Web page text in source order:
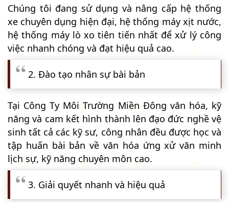
Chúng tôi đang sử dụng và nâng cấp hệ thống
xe chuyên dụng hiện đại, hệ thống máy xịt nước,
hệ thống máy lò xo tiên tiến nhất để xử lý công
việc nhanh chóng và đạt hiệu quả cao.
2. Đào tạo nhân sự bài bản
Tại Công Ty Môi Trường Miền Đông văn hóa, kỹ
năng và cam kết hình thành lên đạo đức nghề vệ
sinh tất cả các kỹ sư, công nhân đều được học và
tập huấn bài bản về văn hóa ứng xử văn minh
lịch sự, kỹ năng chuyên môn cao.
3. Giải quyết nhanh và hiệu quả